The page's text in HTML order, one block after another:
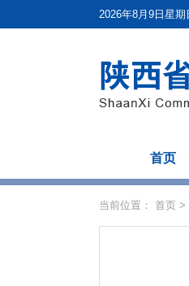
2026年8月9日星期
首页
当前位置： 首页 >